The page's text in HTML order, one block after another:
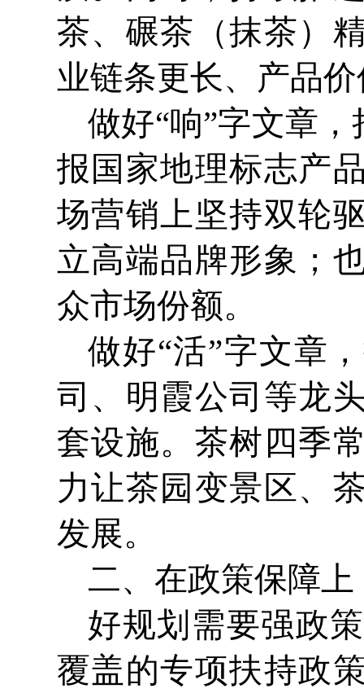
茶、碾茶（抹茶）
业链条更长、产品
做好“响”字文章
报国家地理标志产
场营销上坚持双轮
立高端品牌形象；
众市场份额。
做好“活”字文章
司、明霞公司等龙
套设施。茶树四季
力让茶园变景区、
发展。
二、在政策保障
好规划需要强政
覆盖的专项扶持政